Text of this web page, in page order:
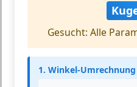
Gesucht: Alle
1. Winkel-Umrechnung